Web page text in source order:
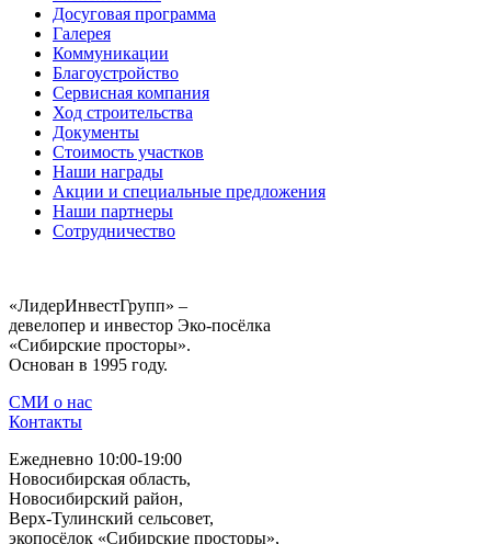
Досуговая программа
Галерея
Коммуникации
Благоустройство
Сервисная компания
Ход строительства
Документы
Стоимость участков
Наши награды
Акции и специальные предложения
Наши партнеры
Сотрудничество
«ЛидерИнвестГрупп» –
девелопер и инвестор Эко-посёлка
«Сибирские просторы».
Основан в 1995 году.
СМИ о нас
Контакты
Ежедневно 10:00-19:00
Новосибирская область,
Новосибирский район,
Верх-Тулинский сельсовет,
экопосёлок «Сибирские просторы»,